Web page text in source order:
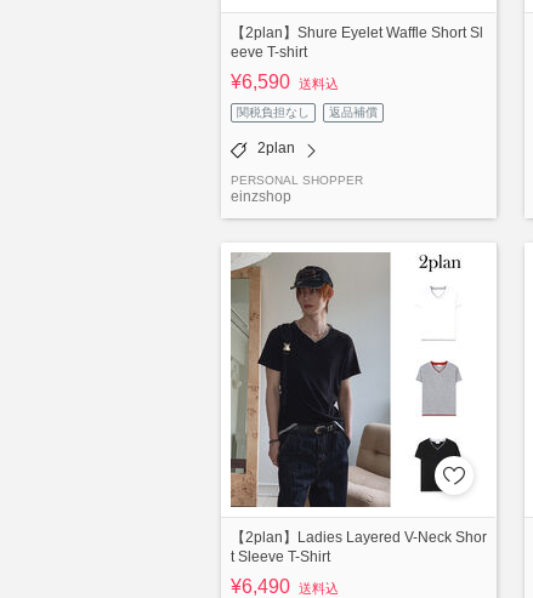
【2plan】Shure Eyelet Waffle Short Sl
eeve T-shirt
¥6,590 送料込
関税負担なし 返品補償
2plan
PERSONAL SHOPPER
einzshop
【2plan】Ladies Layered V-Neck Shor
t Sleeve T-Shirt
¥6,490 送料込